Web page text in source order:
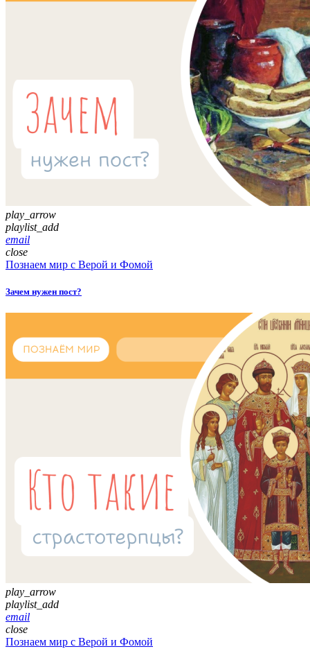
play_arrow
playlist_add
email
close
Познаем мир с Верой и Фомой
Зачем нужен пост?
play_arrow
playlist_add
email
close
Познаем мир с Верой и Фомой